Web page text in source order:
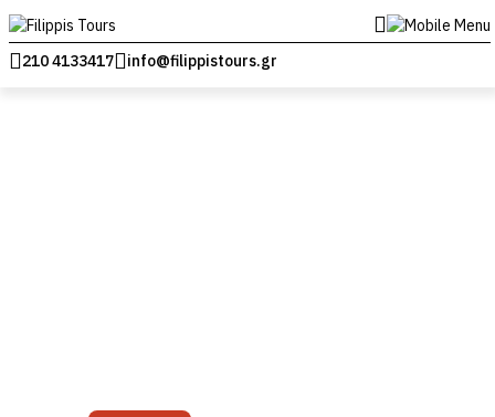
210 4133417 info@filippistours.gr